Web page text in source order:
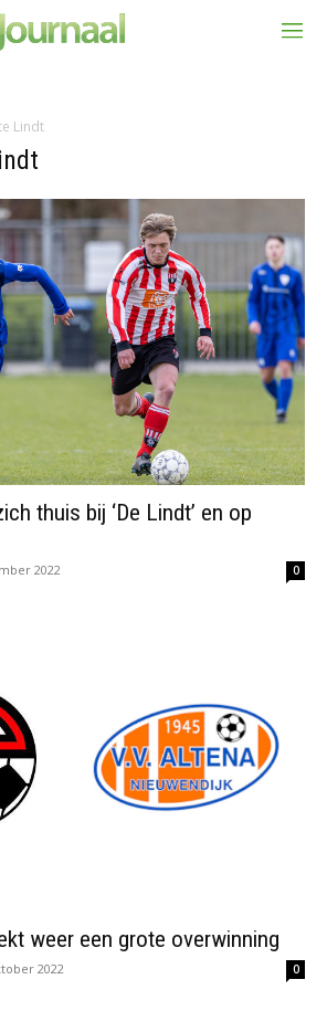
Lindt
thuis bij ‘De Lindt’ en op
2022 0
weer een grote overwinning
2022 0